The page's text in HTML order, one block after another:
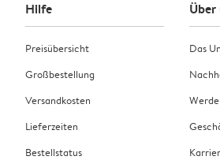
Hilfe
Preisübersicht
Großbestellung
Versandkosten
Lieferzeiten
Bestellstatus
Über
Das